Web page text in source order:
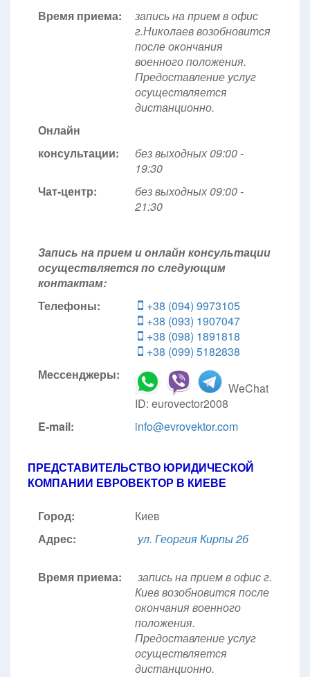
Время приема:
запись на прием в офис
г.Николаев возобновится
после окончания
военного положения.
Предоставление услуг
осуществляется
дистанционно.
Онлайн
консультации:
без выходных 09:00 -
19:30
Чат-центр:
без выходных 09:00 -
21:30
Запись на прием и онлайн консультации
осуществляется по следующим
контактам:
Телефоны:
+38 (094) 9973105
+38 (093) 1907047
+38 (098) 1891818
+38 (099) 5182838
Мессенджеры:
WeChat
ID: eurovector2008
E-mail:
info@evrovektor.com
ПРЕДСТАВИТЕЛЬСТВО ЮРИДИЧЕСКОЙ
КОМПАНИИ ЕВРОВЕКТОР В КИЕВЕ
Город:
Киев
Адрес:
ул. Георгия Кирпы 2б
Время приема:
запись на прием в офис г.
Киев возобновится после
окончания военного
положения.
Предоставление услуг
осуществляется
дистанционно.